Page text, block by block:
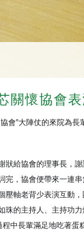
關懷協會
會”大陣仗的來院為長
狀給協會的理事長，
完，協會便帶來一連
壓軸老背少表演互動
珠的主持人、主持功
中長輩滿足地吃著蛋